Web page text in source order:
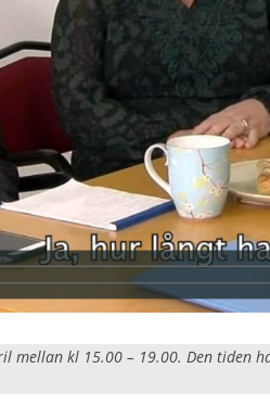
mellan kl 15.00 – 19.00. Den tiden